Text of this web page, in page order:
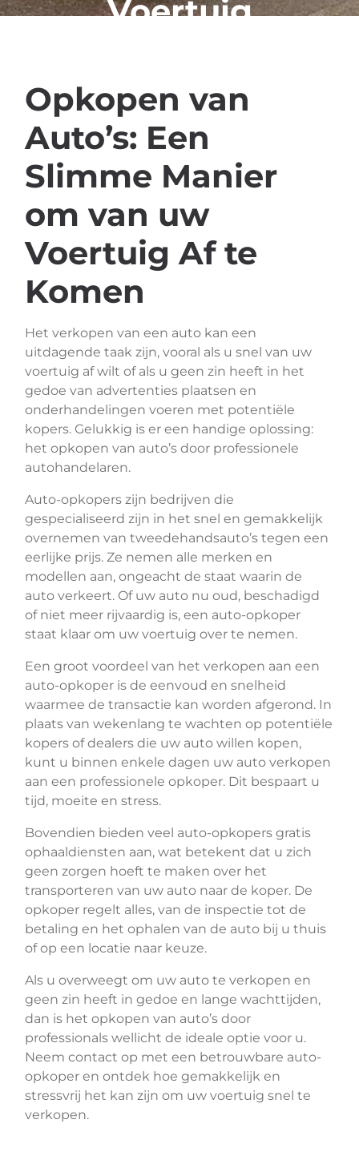
Voertuig
Komen
Opkopen van
Auto’s: Een
Slimme Manier
om van uw
Voertuig Af te
Komen
Het verkopen van een auto kan een
uitdagende taak zijn, vooral als u snel van uw
voertuig af wilt of als u geen zin heeft in het
gedoe van advertenties plaatsen en
onderhandelingen voeren met potentiële
kopers. Gelukkig is er een handige oplossing:
het opkopen van auto’s door professionele
autohandelaren.
Auto-opkopers zijn bedrijven die
gespecialiseerd zijn in het snel en gemakkelijk
overnemen van tweedehandsauto’s tegen een
eerlijke prijs. Ze nemen alle merken en
modellen aan, ongeacht de staat waarin de
auto verkeert. Of uw auto nu oud, beschadigd
of niet meer rijvaardig is, een auto-opkoper
staat klaar om uw voertuig over te nemen.
Een groot voordeel van het verkopen aan een
auto-opkoper is de eenvoud en snelheid
waarmee de transactie kan worden afgerond. In
plaats van wekenlang te wachten op potentiële
kopers of dealers die uw auto willen kopen,
kunt u binnen enkele dagen uw auto verkopen
aan een professionele opkoper. Dit bespaart u
tijd, moeite en stress.
Bovendien bieden veel auto-opkopers gratis
ophaaldiensten aan, wat betekent dat u zich
geen zorgen hoeft te maken over het
transporteren van uw auto naar de koper. De
opkoper regelt alles, van de inspectie tot de
betaling en het ophalen van de auto bij u thuis
of op een locatie naar keuze.
Als u overweegt om uw auto te verkopen en
geen zin heeft in gedoe en lange wachttijden,
dan is het opkopen van auto’s door
professionals wellicht de ideale optie voor u.
Neem contact op met een betrouwbare auto-
opkoper en ontdek hoe gemakkelijk en
stressvrij het kan zijn om uw voertuig snel te
verkopen.